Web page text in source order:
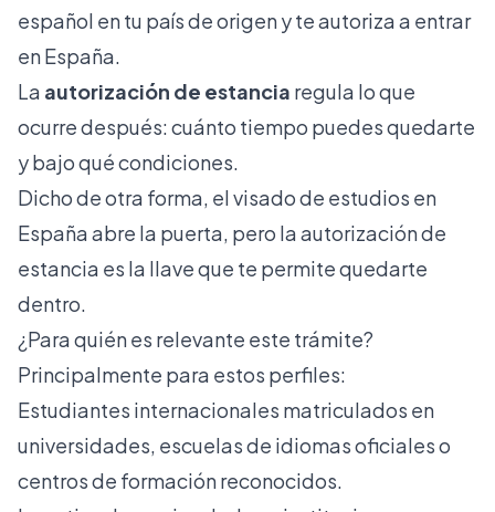
español en tu país de origen y te autoriza a entrar
en España.
La autorización de estancia regula lo que
ocurre después: cuánto tiempo puedes quedarte
y bajo qué condiciones.
Dicho de otra forma, elvisado de estudios en
Españaabre la puerta, pero la autorización de
estancia es la llave que te permite quedarte
dentro.
¿Para quién es relevante este trámite?
Principalmente para estos perfiles:
Estudiantes internacionales matriculados en
universidades, escuelas de idiomas oficiales o
centros de formación reconocidos.